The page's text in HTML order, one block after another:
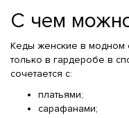
С чем
Кеды женские в модном
только в гардеробе в
сочетается с:
платьями;
сарафанами;